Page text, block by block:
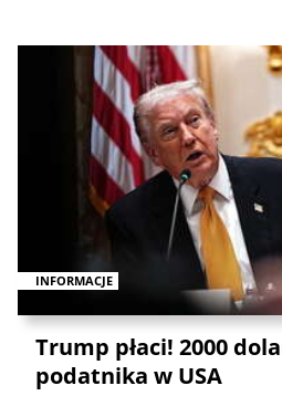
INFORMACJE
Trump płaci! 2000
podatnika w USA